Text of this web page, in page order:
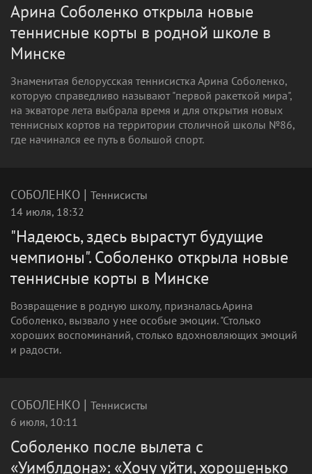
Арина Соболенко открыла новые
теннисные корты в родной школе в
Минске
Знаменитая белорусская теннисистка Арина Соболенко,
которую справедливо называют "первой ракеткой мира",
на экваторе лета выбрала время и для открытия новых
теннисных кортов на территории столичной школы №86,
где начинался ее путь в большой спорт.
СОБОЛЕНКО | Теннисисты
14 июля, 18:32
"Надеюсь, здесь вырастут будущие
чемпионы". Соболенко открыла новые
теннисные корты в Минске
Возвращение в родную школу, призналась Арина
Соболенко, вызвало у нее особые эмоции. "Столько
хороших воспоминаний, столько вдохновляющих эмоций
и радости.
СОБОЛЕНКО | Теннисисты
6 июля, 10:11
Соболенко после вылета с
«Уимблдона»: «Хочу уйти, хорошенько